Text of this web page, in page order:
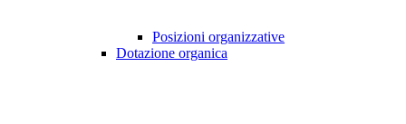
Posizioni organizzative
Dotazione organica